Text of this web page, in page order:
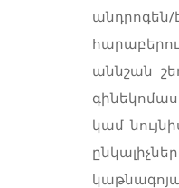
աննշան
կամ